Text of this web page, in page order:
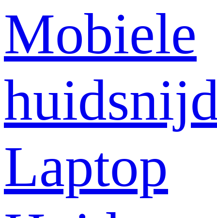
Mobiele
Laptop